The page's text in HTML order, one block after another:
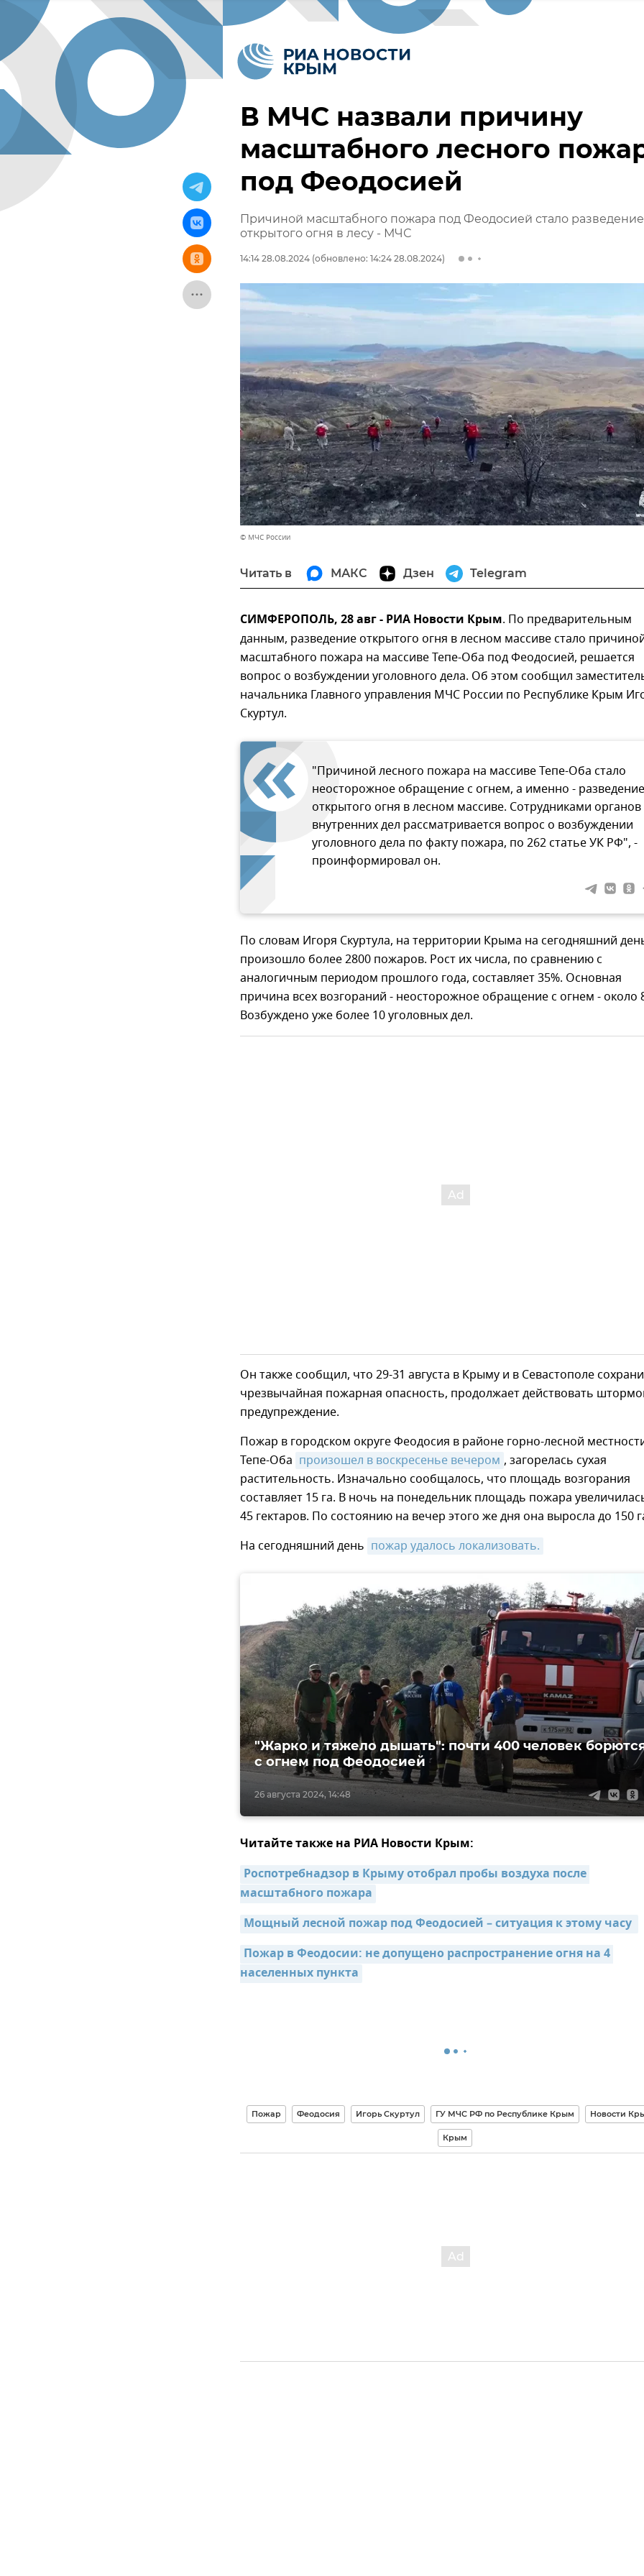
В МЧС назвали причину
масштабного лесного
под Феодосией
Причиной масштабного пожара под Феодосией стало разведение
открытого огня в лесу - МЧС
14:14 28.08.2024 (обновлено: 14:24 28.08.2024)
© МЧС России
Читать в МАКС Дзен Telegram
СИМФЕРОПОЛЬ, 28 авг - РИА Новости Крым. По предварительным
данным, разведение открытого огня в лесном массиве стало
масштабного пожара на массиве Тепе-Оба под Феодосией, решается
вопрос о возбуждении уголовного дела. Об этом сообщил
начальника Главного управления МЧС России по Республике Крым
Скуртул.
"Причиной лесного пожара на массиве Тепе-Оба стало
неосторожное обращение с огнем, а именно - разведение
открытого огня в лесном массиве. Сотрудниками органов
внутренних дел рассматривается вопрос о возбуждении
уголовного дела по факту пожара, по 262 статье УК РФ", -
проинформировал он.
По словам Игоря Скуртула, на территории Крыма на сегодняшний
произошло более 2800 пожаров. Рост их числа, по сравнению с
аналогичным периодом прошлого года, составляет 35%. Основная
причина всех возгораний - неосторожное обращение с огнем - около
Возбуждено уже более 10 уголовных дел.
Он также сообщил, что 29-31 августа в Крыму и в Севастополе
чрезвычайная пожарная опасность, продолжает действовать
предупреждение.
Пожар в городском округе Феодосия в районе горно-лесной
Тепе-Оба произошел в воскресенье вечером , загорелась сухая
растительность. Изначально сообщалось, что площадь возгорания
составляет 15 га. В ночь на понедельник площадь пожара
45 гектаров. По состоянию на вечер этого же дня она выросла до 150
На сегодняшний день пожар удалось локализовать.
26 августа 2024, 14:48
"Жарко и тяжело дышать": почти 400 человек
с огнем под Феодосией
Читайте также на РИА Новости Крым:
Роспотребнадзор в Крыму отобрал пробы воздуха после
масштабного пожара
Мощный лесной пожар под Феодосией – ситуация к этому часу
Пожар в Феодосии: не допущено распространение огня на 4
населенных пункта
Пожар Феодосия Игорь Скуртул ГУ МЧС РФ по Республике Крым Новости
Крым